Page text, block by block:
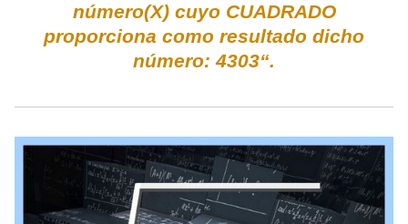
número(X) cuyo CUADRADO
proporciona como resultado dicho
número: 4303“.